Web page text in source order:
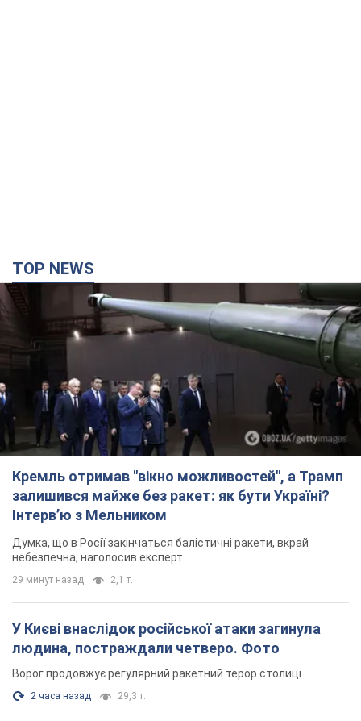
TOP NEWS
Кремль отримав "вікно можливостей", а Трамп
залишився майже без ракет: як бути Україні?
Інтерв’ю з Мельником
Думка, що в Росії закінчаться балістичні ракети, вкрай
небезпечна, наголосив експерт
29 минут назад 2,1 т.
У Києві внаслідок російської атаки загинула
людина, постраждали четверо. Фото
Ворог продовжує регулярний ракетний терор столиці
2 часа назад 29,3 т.